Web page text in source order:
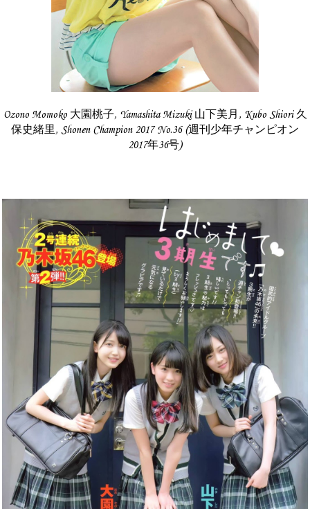
Ozono Momoko 大園桃子, Yamashita Mizuki 山下美月, Kubo Shiori 久
保史緒里, Shonen Champion 2017 No.36 (週刊少年チャンピオン
2017年36号)